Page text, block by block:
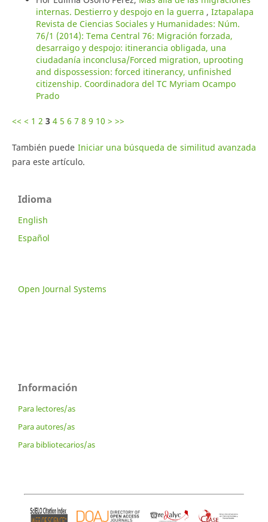
internas. Destierro y despojo en la guerra , Iztapalapa
Revista de Ciencias Sociales y Humanidades: Núm.
76/1 (2014): Tema Central 76: Migración forzada,
desarraigo y despojo: itinerancia obligada, una
ciudadanía inconclusa/Forced migration, uprooting
and dispossession: forced itinerancy, unfinished
citizenship. Coordinadora del TC Myriam Ocampo
Prado
<< < 1 2 3 4 5 6 7 8 9 10 > >>
También puede Iniciar una búsqueda de similitud avanzada
para este artículo.
Idioma
English
Español
Open Journal Systems
Información
Para lectores/as
Para autores/as
Para bibliotecarios/as